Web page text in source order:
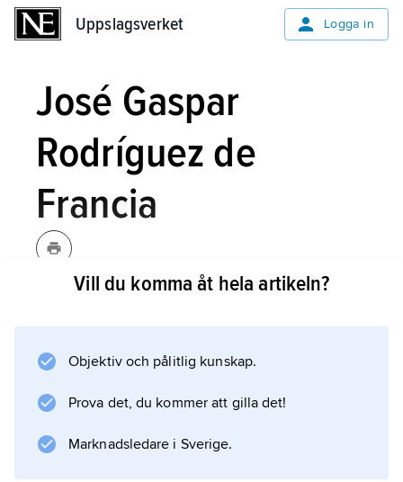
Uppslagsverket Logga in
José Gaspar
Rodríguez de
Francia
Rodríguez de Francia
1766–1840, paraguaysk diktator.
José Gaspar Rodríguez de Francia blev
sekreterare för den revolutionära junta som
förklarade Paraguay självständigt 1811. Han
Vill du komma åt hela artikeln?
Objektiv och pålitlig kunskap.
Prova det, du kommer att gilla det!
Marknadsledare i Sverige.